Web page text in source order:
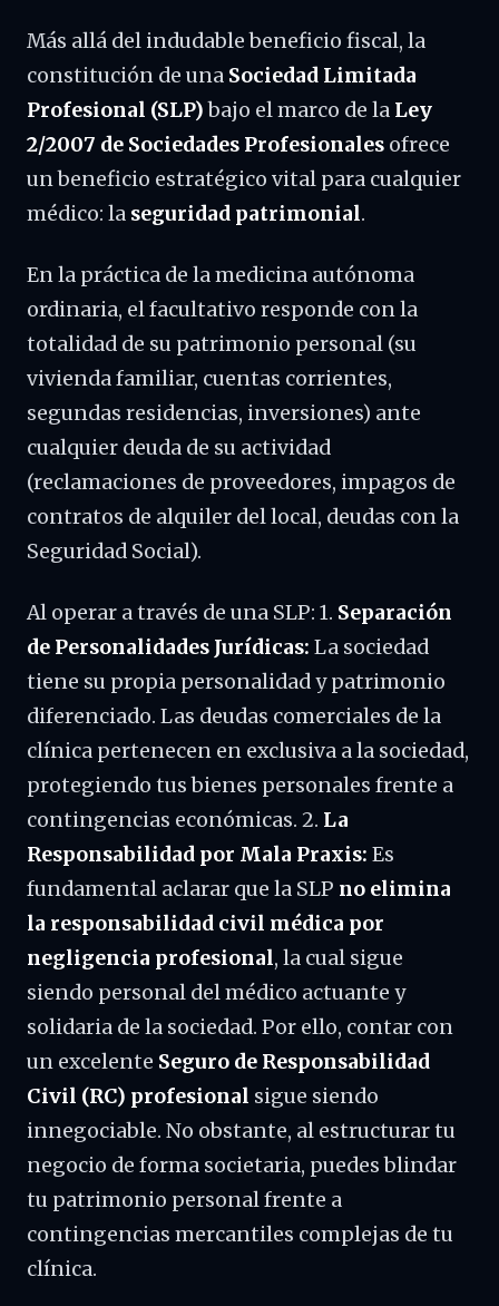
Más allá del indudable beneficio fiscal, la
constitución de una Sociedad Limitada
Profesional (SLP)bajo el marco de la Ley
2/2007 de Sociedades Profesionales ofrece
un beneficio estratégico vital para cualquier
médico: la seguridad patrimonial.
En la práctica de la medicina autónoma
ordinaria, el facultativo responde con la
totalidad de su patrimonio personal (su
vivienda familiar, cuentas corrientes,
segundas residencias, inversiones) ante
cualquier deuda de su actividad
(reclamaciones de proveedores, impagos de
contratos de alquiler del local, deudas con la
Seguridad Social).
Al operar a través de una SLP: 1. Separación
de Personalidades Jurídicas: La sociedad
tiene su propia personalidad y patrimonio
diferenciado. Las deudas comerciales de la
clínica pertenecen en exclusiva a la sociedad,
protegiendo tus bienes personales frente a
contingencias económicas. 2. La
Responsabilidad por Mala Praxis: Es
fundamental aclarar que la SLP no elimina
la responsabilidad civil médica por
negligencia profesional, la cual sigue
siendo personal del médico actuante y
solidaria de la sociedad. Por ello, contar con
un excelente Seguro de Responsabilidad
Civil (RC) profesional sigue siendo
innegociable. No obstante, al estructurar tu
negocio de forma societaria, puedes blindar
tu patrimonio personal frente a
contingencias mercantiles complejas de tu
clínica.